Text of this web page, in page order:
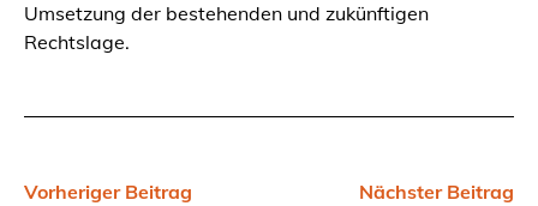
Umsetzung der bestehenden und zukünftigen
Rechtslage.
Vorheriger Beitrag Nächster Beitrag